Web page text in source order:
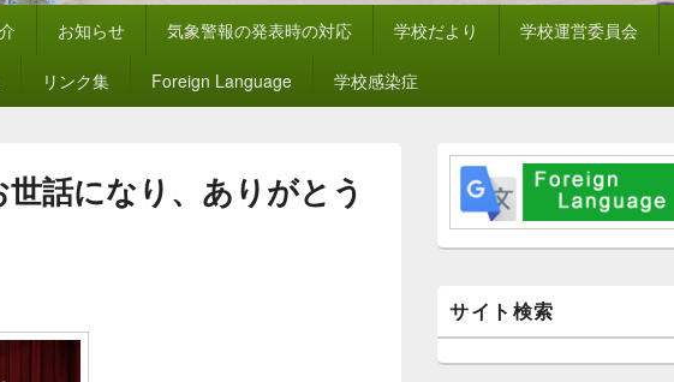
お知らせ 気象警報の発表時の対応 学校だより 学校運営委員会
リンク集 Foreign Language 学校感染症
話になり、ありがとう
メ
ー
ィ
ジ
サイト検索